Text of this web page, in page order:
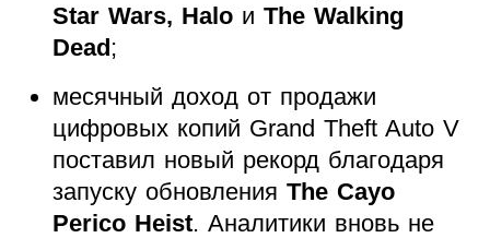
Star Wars, Haloи The Walking
Dead;
месячный доход от продажи
цифровых копий Grand Theft Auto V
поставил новый рекорд благодаря
запуску обновления The Cayo
Perico Heist. Аналитики вновь не